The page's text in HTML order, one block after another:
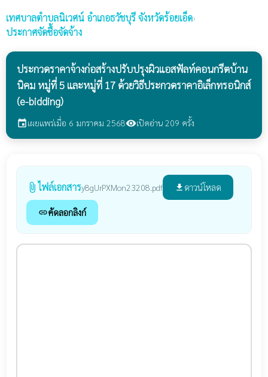
เทศบาลตำบลนิเวศน์ อำเภอธวัชบุรี จังหวัดร้อยเอ็ด›
ประกาศจัดซื้อจัดจ้าง
ประกวดราคาจ้างก่อสร้างปรับปรุงผิวแอสฟัลท์คอนกรีตบ้าน
นิคม หมู่ที่ 5 และหมู่ที่ 17 ด้วยวิธีประกวดราคาอิเล็กทรอนิกส์
(e-bidding)
eventเผยแพร่เมื่อ 6 มกราคม 2568visibilityเปิดอ่าน 209 ครั้ง
attach_file ไฟล์เอกสารy8gUrPXMon23208.pdf file_download ดาวน์โหลด
linkคัดลอกลิงก์